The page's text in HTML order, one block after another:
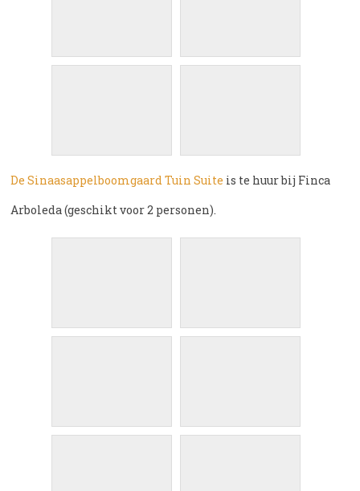
De SinaasappelboomgaardTuin Suite is te huur bij Finca
Arboleda (geschikt voor 2 personen).